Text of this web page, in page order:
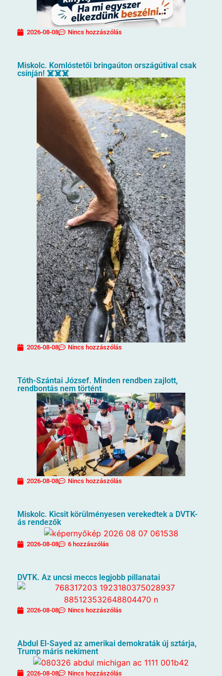
2026-08-08 Nincs hozzászólás
Miskolc. Komlóstetői bringaúton országútival csak
csínján! ☠️☠️☠️
2026-08-08 Nincs hozzászólás
Tóth-Szántai József. Minden rendben zajlott,
rendbontás nem történt
2026-08-08 Nincs hozzászólás
Miskolc. Kicsit körülményesen verekedtek a DVTK-
ás rendezők
2026-08-08 6 hozzászólás
DVTK. Az uncsi meccs legjobb pillanatai
2026-08-08 Nincs hozzászólás
Abdul El-Sayed az amerikai demokraták új sztárja,
Trump máris nekiment
2026-08-08 Nincs hozzászólás